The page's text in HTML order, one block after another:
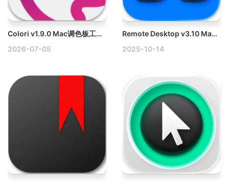
Colori v1.9.0 Mac调色板工具破解版
2026-07-05
Remote Desktop v3.10 Mac远程桌面管理下载
2025-10-14